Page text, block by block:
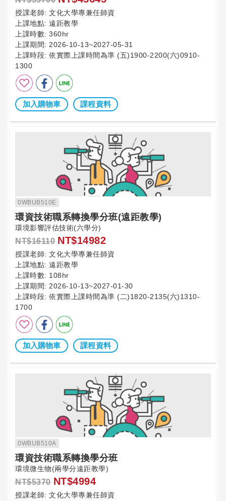
授課老師: 文化大學專兼任師資
上課地點: 遠距教學
上課時數: 360hr
上課期間: 2026-10-13~2027-05-31
上課時段: 依實際上課時間為準 (五)1900-2200(六)0910-
1300
加入購物車 課程資料
0WBUB510E
環資技術職系轉換學分班(遠距教學)
環境影響評估技術(六學分)
NT$16110 NT$14982
授課老師: 文化大學專兼任師資
上課地點: 遠距教學
上課時數: 108hr
上課期間: 2026-10-13~2027-01-30
上課時段: 依實際上課時間為準 (二)1820-2135(六)1310-
1700
加入購物車 課程資料
0WBUB510A
環資技術職系轉換學分班
環境微生物(兩學分遠距教學)
NT$5370 NT$4994
授課老師: 文化大學專兼任師資